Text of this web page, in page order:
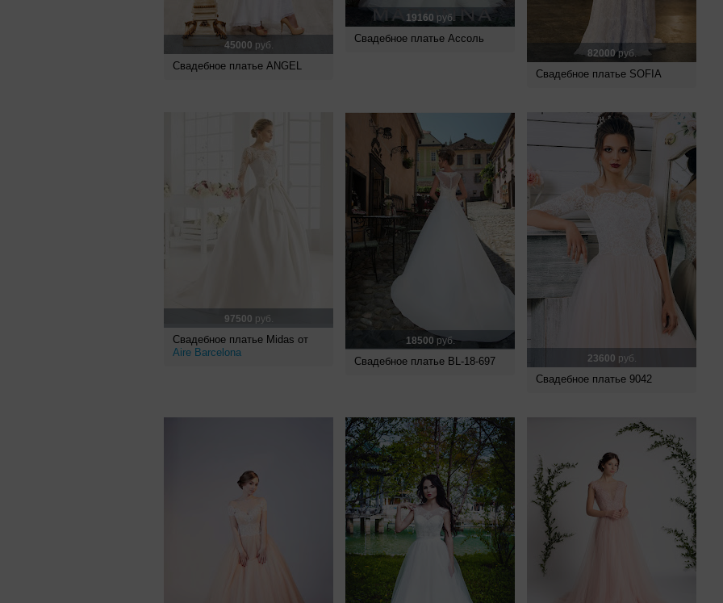
45000 руб.
Свадебное платье ANGEL
19160 руб.
Свадебное платье Ассоль
82000руб.
Свадебное платье SOFIA
97500 руб.
Свадебное платье Midas от
Aire Barcelona
18500 руб.
Свадебное платье BL-18-697 23600 руб.
Свадебное платье 9042